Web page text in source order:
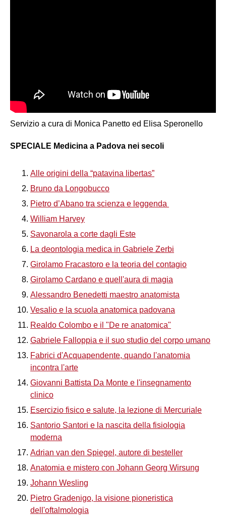
Servizio a cura di Monica Panetto ed Elisa Speronello
SPECIALE Medicina a Padova nei secoli
Alle origini della “patavina libertas”
Bruno da Longobucco
Pietro d’Abano tra scienza e leggenda
William Harvey
Savonarola a corte dagli Este
La deontologia medica in Gabriele Zerbi
Girolamo Fracastoro e la teoria del contagio
Girolamo Cardano e quell'aura di magia
Alessandro Benedetti maestro anatomista
Vesalio e la scuola anatomica padovana
Realdo Colombo e il "De re anatomica"
Gabriele Falloppia e il suo studio del corpo umano
Fabrici d'Acquapendente, quando l'anatomia
incontra l'arte
Giovanni Battista Da Monte e l'insegnamento
clinico
Esercizio fisico e salute, la lezione di Mercuriale
Santorio Santori e la nascita della fisiologia
moderna
Adrian van den Spiegel, autore di besteller
Anatomia e mistero con Johann Georg Wirsung
Johann Wesling
Pietro Gradenigo, la visione pioneristica
dell'oftalmologia